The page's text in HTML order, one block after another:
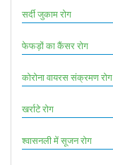
सर्दी जुकाम रोग
फेफड़ों का कैंसर रोग
कोरोना वायरस संक्रमण रोग
खर्राटे रोग
श्वासनली में सूजन रोग